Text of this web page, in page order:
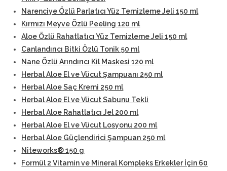
Narenciye Özlü Parlatıcı Yüz Temizleme Jeli 150 ml
Kırmızı Meyve Özlü Peeling 120 ml
Aloe Özlü Rahatlatıcı Yüz Temizleme Jeli 150 ml
Canlandırıcı Bitki Özlü Tonik 50 ml
Nane Özlü Arındırıcı Kil Maskesi 120 ml
Herbal Aloe El ve Vücut Şampuanı 250 ml
Herbal Aloe Saç Kremi 250 ml
Herbal Aloe El ve Vücut Sabunu Tekli
Herbal Aloe Rahatlatıcı Jel 200 ml
Herbal Aloe El ve Vücut Losyonu 200 ml
Herbal Aloe Güçlendirici Şampuan 250 ml
Niteworks® 150 g
Formül 2 Vitamin ve Mineral Kompleks Erkekler İçin 60